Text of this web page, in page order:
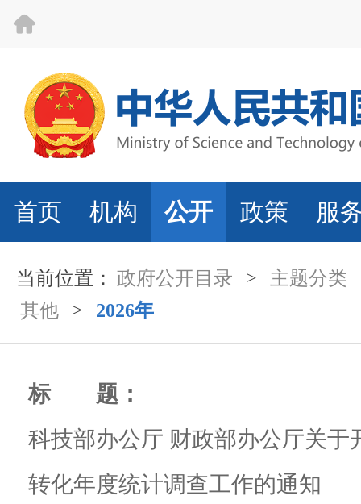
首页 机构 公开 政策 服
当前位置： 政府公开目录 > 主题分类
其他
> 2026年
标 题：
科技部办公厅 财政部办公厅关于
转化年度统计调查工作的通知